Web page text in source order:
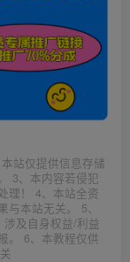
站仅提供信息存储
3、本内容若侵犯
理！ 4、本站全资
本站无关。 5、
及自身权益/利益
。 6、本教程仅供